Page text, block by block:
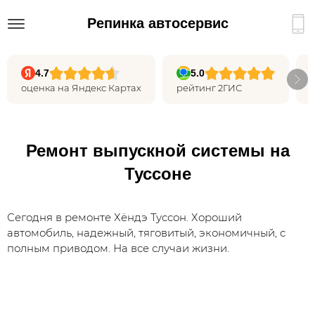
Репинка автосервис
4.7
оценка на Яндекс Картах
5.0
рейтинг 2ГИС
Ремонт выпускной системы на
Туссоне
Сегодня в ремонте Хёндэ Туссон. Хороший
автомобиль, надежный, тяговитый, экономичный, с
полным приводом. На все случаи жизни.